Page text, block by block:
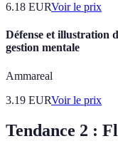
6.18 EURVoir le prix
Défense et illustration
gestion mentale
Ammareal
3.19 EURVoir le prix
Tendance 2 :